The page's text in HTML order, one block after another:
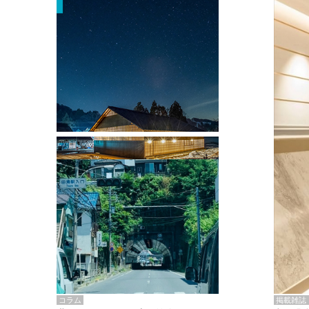
掲載雑誌
掲載雑誌・書籍
『街歩き研修「アールデコとモダニズ
ム、和風バロック」』のレポート記事が
掲載
コラム